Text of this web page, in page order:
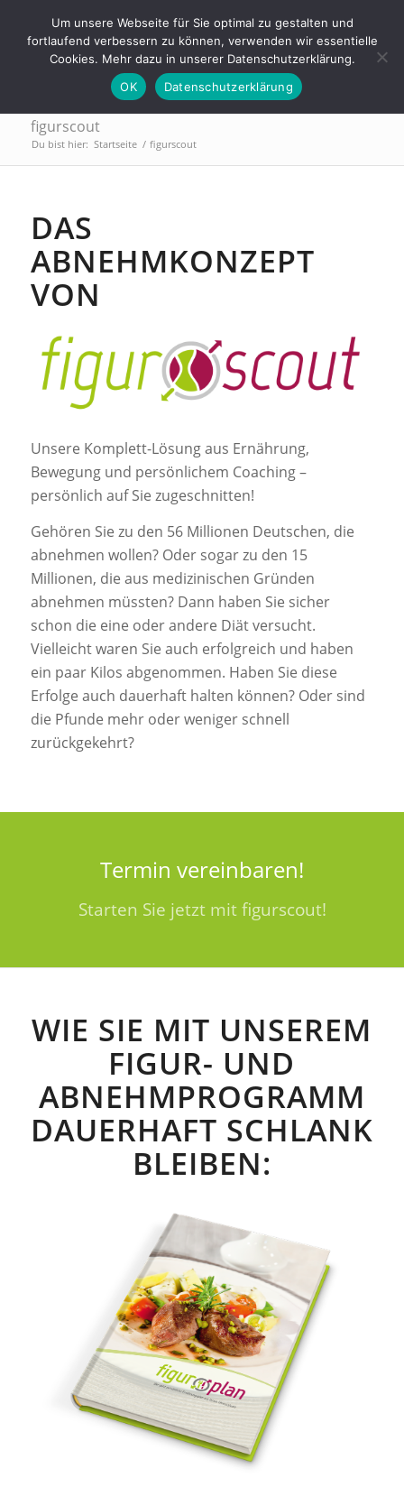
Tel.: 0911 - 2171 4565 | info@trainings-lounge.de
figurscout
Du bist hier: Startseite / figurscout
DAS
ABNEHMKONZEPT
VON
Unsere Komplett-Lösung aus Ernährung,
Bewegung und persönlichem Coaching –
persönlich auf Sie zugeschnitten!
Gehören Sie zu den 56 Millionen Deutschen, die
abnehmen wollen? Oder sogar zu den 15
Millionen, die aus medizinischen Gründen
abnehmen müssten? Dann haben Sie sicher
schon die eine oder andere Diät versucht.
Vielleicht waren Sie auch erfolgreich und haben
ein paar Kilos abgenommen. Haben Sie diese
Erfolge auch dauerhaft halten können? Oder sind
die Pfunde mehr oder weniger schnell
zurückgekehrt?
Termin vereinbaren!
Starten Sie jetzt mit figurscout!
WIE SIE MIT UNSEREM
FIGUR- UND
ABNEHMPROGRAMM
DAUERHAFT SCHLANK
BLEIBEN:
Um unsere Webseite für Sie optimal zu gestalten und
fortlaufend verbessern zu können, verwenden wir essentielle
Cookies. Mehr dazu in unserer Datenschutzerklärung.
OK
Datenschutzerklärung